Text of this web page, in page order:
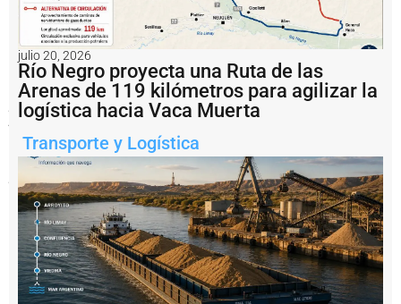
una
operatoria
sostenida,
con
mayor
diversificación
de
productos
consolidando
su
exportador.
Notas
relacionadas
P
e
julio 20, 2026
Río Negro proyecta una Ruta de las
Arenas de 119 kilómetros para agilizar la
logística hacia Vaca Muerta
Transporte y Logística